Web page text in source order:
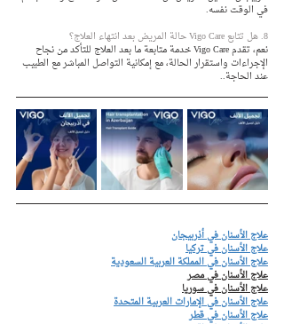
في الوقت نفسه.
8. هل تتابع Vigo Care حالة المريض بعد انتهاء العلاج؟
نعم، تقدم Vigo Care خدمة متابعة ما بعد العلاج للتأكد من نجاح
الإجراءات واستقرار الحالة، مع إمكانية التواصل المباشر مع الطبيب
عند الحاجة..
علاج الأسنان في أذربيجان
علاج الأسنان في تركيا
علاج الأسنان في المملكة العربية السعودية
علاج الأسنان في مصر
علاج الأسنان في سوريا
علاج الأسنان في الإمارات العربية المتحدة
علاج الأسنان في قطر